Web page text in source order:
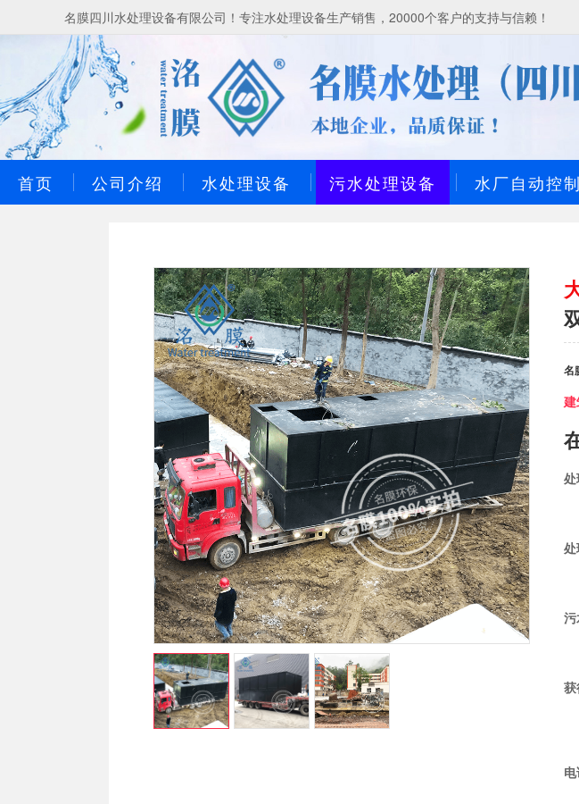
名膜四川水处理设备有限公司！专注水处理设备生产销售，20000个客户的支持与信赖！
首页 公司介绍 水处理设备 污水处理设备 水厂自动控
名
处
处
污
获